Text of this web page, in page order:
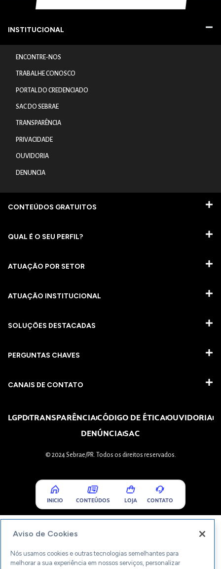
INSTITUCIONAL
ENCONTRE-NOS
TRABALHE CONOSCO
PORTAL DO CREDENCIADO
SAC DO SEBRAE
TRANSPARÊNCIA
PRIVACIDADE
OUVIDORIA
DENUNCIA
CONTEÚDOS GRATUITOS
QUAL É O SEU PERFIL?
ATUAÇÃO POR SETOR
ATUAÇÃO INSTITUCIONAL
SOLUÇÕES DESTACADAS
PERGUNTAS CHAVES​
CANAIS DE CONTATO
LGPDTRANSPARÊNCIACÓDIGO DE ÉTICAOUVIDORIA
DENÚNCIASAC
© 2024 Sebrae/PR. Todos os direitos reservados.
INICIO CONTEÚDOS LOJA CONTATO
Aviso de Cookies
Nós usamos cookies e outras tecnologias semelhantes para
melhorar a sua experiência em nossos serviços, personalizar